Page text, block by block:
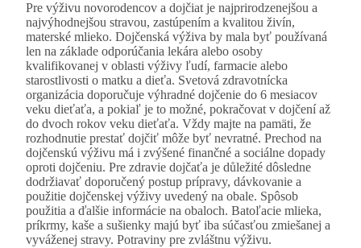
Pre výživu novorodencov a dojčiat je najprirodzenejšou a
najvýhodnejšou stravou, zastúpením a kvalitou živín,
materské mlieko. Dojčenská výživa by mala byť používaná
len na základe odporúčania lekára alebo osoby
kvalifikovanej v oblasti výživy ľudí, farmacie alebo
starostlivosti o matku a dieťa. Svetová zdravotnícka
organizácia doporučuje výhradné dojčenie do 6 mesiacov
veku dieťaťa, a pokiaľ je to možné, pokračovat v dojčení až
do dvoch rokov veku dieťaťa. Vždy majte na pamäti, že
rozhodnutie prestať dojčiť môže byť nevratné. Prechod na
dojčenskú výživu má i zvýšené finančné a sociálne dopady
oproti dojčeniu. Pre zdravie dojčaťa je důležité dôsledne
dodržiavať doporučený postup prípravy, dávkovanie a
použitie dojčenskej výživy uvedený na obale. Spôsob
použitia a ďalšie informácie na obaloch. Batoľacie mlieka,
príkrmy, kaše a sušienky majú byť iba súčasťou zmiešanej a
vyváženej stravy. Potraviny pre zvláštnu výživu.